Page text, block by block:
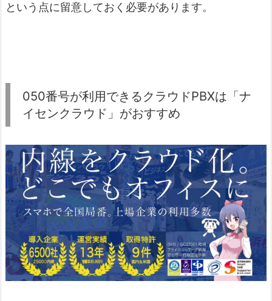
という点に留意しておく必要があります。
050番号が利用できるクラウドPBXは「ナ
イセンクラウド」がおすすめ